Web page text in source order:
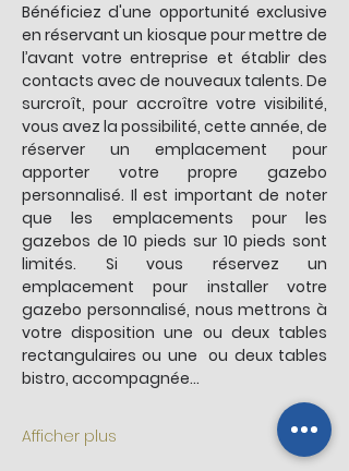
Bénéficiez d'une opportunité exclusive
en réservant un kiosque pour mettre de
l’avant votre entreprise et établir des
contacts avec de nouveaux talents. De
surcroît, pour accroître votre visibilité,
vous avez la possibilité, cette année, de
réserver un emplacement pour
apporter votre propre gazebo
personnalisé. Il est important de noter
que les emplacements pour les
gazebos de 10 pieds sur 10 pieds sont
limités. Si vous réservez un
emplacement pour installer votre
gazebo personnalisé, nous mettrons à
votre disposition une ou deux tables
rectangulaires ou une  ou deux tables
bistro, accompagnée…
Afficher plus